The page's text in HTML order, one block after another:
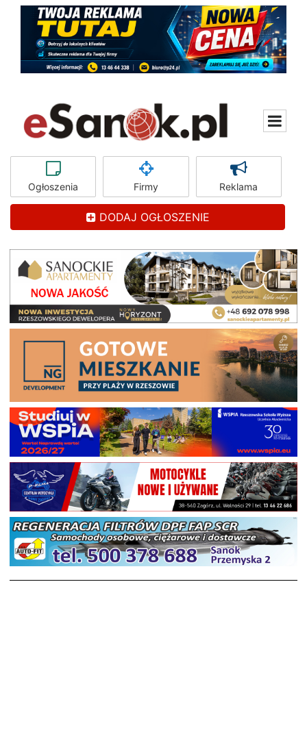
Ogłoszenia Firmy Reklama
DODAJ OGŁOSZENIE